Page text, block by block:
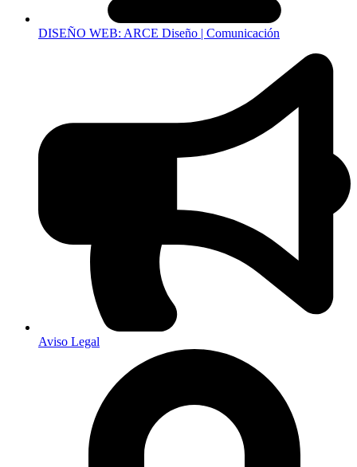
DISEÑO WEB: ARCE Diseño | Comunicación
Aviso Legal